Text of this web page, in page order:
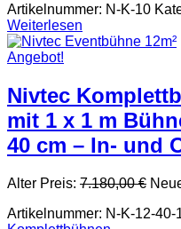
Artikelnummer: N-K-10
Weiterlesen
Angebot!
Nivtec
mit 1 x 1 m
40 cm – In- und
Alter Preis: 7.180,00€
war:
Artikelnummer: N-K-12-40-